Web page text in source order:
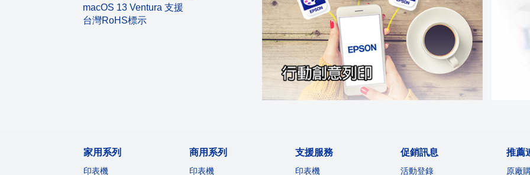
macOS 13 Ventura 支援
台灣RoHS標示
家用系列
印表機
商用系列
印表機
支援服務
印表機
促銷訊息
活動登錄
推薦
原廠